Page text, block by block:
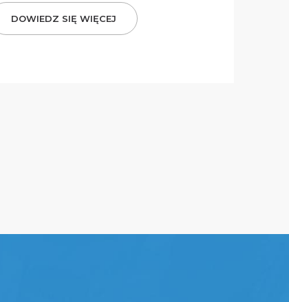
DOWIEDZ SIĘ WIĘCEJ